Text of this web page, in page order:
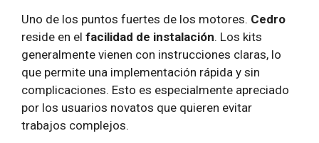
Uno de los puntos fuertes de los motores. Cedro
reside en el facilidad de instalación. Los kits
generalmente vienen con instrucciones claras, lo
que permite una implementación rápida y sin
complicaciones. Esto es especialmente apreciado
por los usuarios novatos que quieren evitar
trabajos complejos.